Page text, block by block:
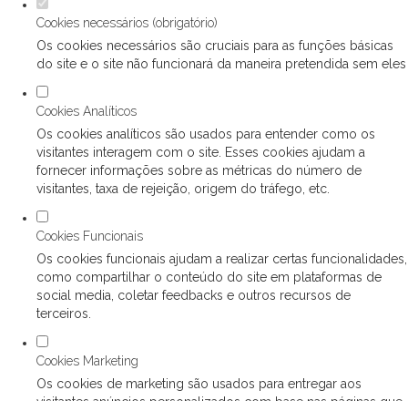
Cookies necessários (obrigatório)
Os cookies necessários são cruciais para as funções básicas
do site e o site não funcionará da maneira pretendida sem eles
Cookies Analíticos
Os cookies analíticos são usados para entender como os
visitantes interagem com o site. Esses cookies ajudam a
fornecer informações sobre as métricas do número de
visitantes, taxa de rejeição, origem do tráfego, etc.
Cookies Funcionais
Os cookies funcionais ajudam a realizar certas funcionalidades,
como compartilhar o conteúdo do site em plataformas de
social media, coletar feedbacks e outros recursos de
terceiros.
Cookies Marketing
Os cookies de marketing são usados para entregar aos